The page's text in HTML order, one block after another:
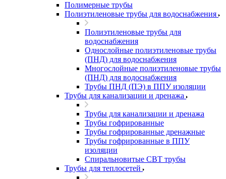
Полимерные трубы
Полиэтиленовые трубы для водоснабжения
Полиэтиленовые трубы для
водоснабжения
Однослойные полиэтиленовые трубы
(ПНД) для водоснабжения
Многослойные полиэтиленовые трубы
(ПНД) для водоснабжения
Трубы ПНД (ПЭ) в ППУ изоляции
Трубы для канализации и дренажа
Трубы для канализации и дренажа
Трубы гофрированные
Трубы гофрированные дренажные
Трубы гофрированные в ППУ
изоляции
Спиральновитые СВТ трубы
Трубы для теплосетей